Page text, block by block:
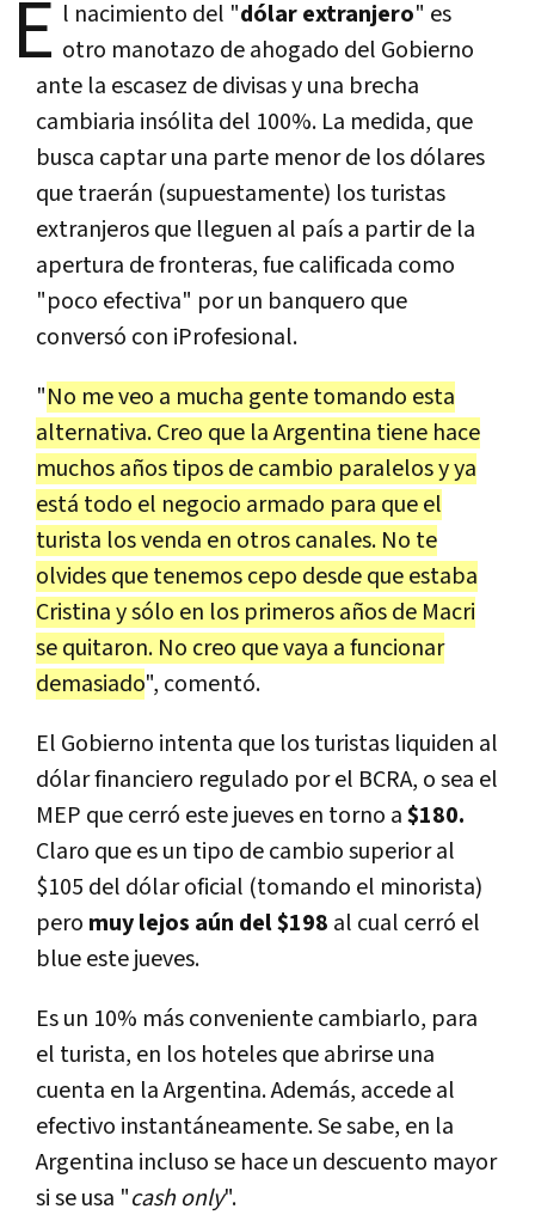
E l nacimiento del "dólar extranjero" es
otro manotazo de ahogado del Gobierno
ante la escasez de divisas y una brecha
cambiaria insólita del 100%. La medida, que
busca captar una parte menor de los dólares
que traerán (supuestamente) los turistas
extranjeros que lleguen al país a partir de la
apertura de fronteras, fue calificada como
"poco efectiva" por un banquero que
conversó con iProfesional.
"No me veo a mucha gente tomando esta
alternativa. Creo que la Argentina tiene hace
muchos años tipos de cambio paralelos y ya
está todo el negocio armado para que el
turista los venda en otros canales. No te
olvides que tenemos cepo desde que estaba
Cristina y sólo en los primeros años de Macri
se quitaron. No creo que vaya a funcionar
demasiado", comentó.
El Gobierno intenta que los turistas liquiden al
dólar financiero regulado por el BCRA, o sea el
MEP que cerró este jueves en torno a$180.
Claro que es un tipo de cambio superior al
$105 del dólar oficial (tomando el minorista)
pero muy lejos aún del $198 al cual cerró el
blue este jueves.
Es un 10% más conveniente cambiarlo, para
el turista, en los hoteles que abrirse una
cuenta en la Argentina. Además, accede al
efectivo instantáneamente. Se sabe, en la
Argentina incluso se hace un descuento mayor
si se usa "cash only".